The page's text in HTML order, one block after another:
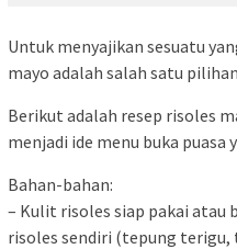
Untuk menyajikan sesuatu
mayo adalah salah satu
Berikut adalah resep risoles
menjadi ide menu buka
Bahan-bahan:
– Kulit risoles siap pakai atau
risoles sendiri (tepung terigu,